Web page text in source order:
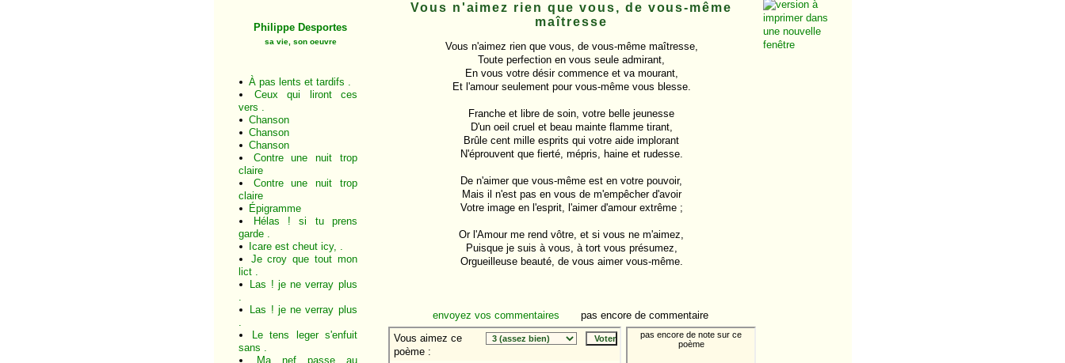
Philippe Desportes
sa vie, son oeuvre
À pas lents et tardifs .
Ceux qui liront ces
vers .
Chanson
Chanson
Chanson
Contre une nuit trop
claire
Contre une nuit trop
claire
Épigramme
Hélas ! si tu prens
garde .
Icare est cheut icy, .
Je croy que tout mon
lict .
Las ! je ne verray plus
Las ! je ne verray plus
Le tens leger s'enfuit
sans .
Ma nef passe au
Vous n'aimez rien que vous, de vous-même
maîtresse
Vous n'aimez rien que vous, de vous-même maîtresse,
Toute perfection en vous seule admirant,
En vous votre désir commence et va mourant,
Et l'amour seulement pour vous-même vous blesse.
Franche et libre de soin, votre belle jeunesse
D'un oeil cruel et beau mainte flamme tirant,
Brûle cent mille esprits qui votre aide implorant
N'éprouvent que fierté, mépris, haine et rudesse.
De n'aimer que vous-même est en votre pouvoir,
Mais il n'est pas en vous de m'empêcher d'avoir
Votre image en l'esprit, l'aimer d'amour extrême ;
Or l'Amour me rend vôtre, et si vous ne m'aimez,
Puisque je suis à vous, à tort vous présumez,
Orgueilleuse beauté, de vous aimer vous-même.
envoyez vos commentaires pas encore de commentaire